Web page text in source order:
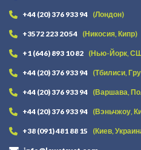
+44 (20) 376 933 94 (Лондон)
+3572 223 20 54 (Никосия, Кипр)
+1 (646) 893 10 82 (Нью-Йорк,
+44 (20) 376 933 94 (Тбилиси,
+44 (20) 376 933 94 (Варшава,
+44 (20) 376 933 94 (Вэньчжоу,
+38 (091) 481 88 15 (Киев,